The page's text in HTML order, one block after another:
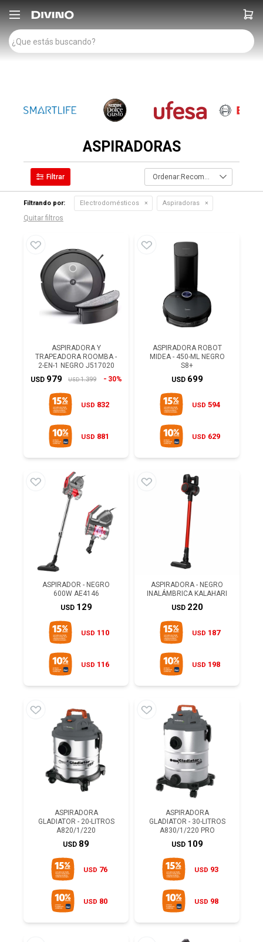

ASPIRADORAS
Recomendados
Filtrando por: Electrodomésticos Aspiradoras
Quitar filtros
ASPIRADORA Y
TRAPEADORA ROOMBA -
2-EN-1 NEGRO J517020
USD 979 USD 1.399 30%
USD 832
USD 881
ASPIRADORA ROBOT
MIDEA - 450-ML NEGRO
S8+
USD 699
USD 594
USD 629
ASPIRADOR - NEGRO
600W AE4146
USD 129
USD 110
USD 116
ASPIRADORA - NEGRO
INALÁMBRICA KALAHARI
USD 220
USD 187
USD 198
ASPIRADORA
GLADIATOR - 20-LITROS
A820/1/220
USD 89
USD 76
USD 80
ASPIRADORA
GLADIATOR - 30-LITROS
A830/1/220 PRO
USD 109
USD 93
USD 98